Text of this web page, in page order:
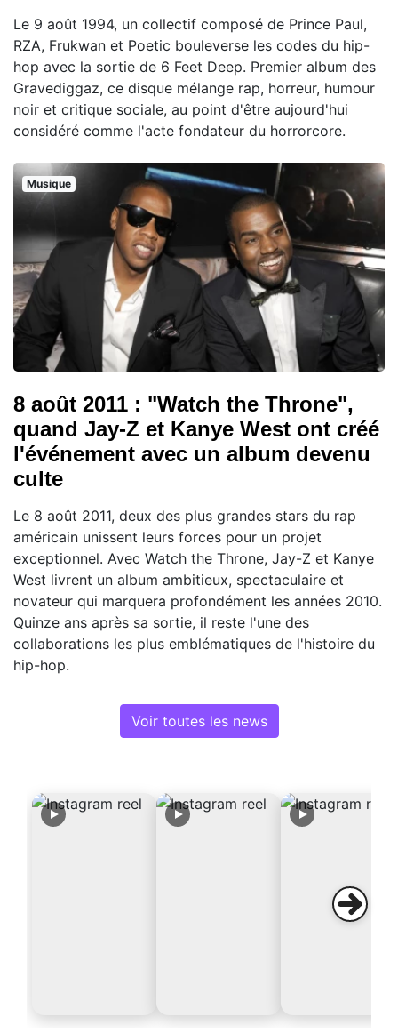
Le 9 août 1994, un collectif composé de Prince Paul,
RZA, Frukwan et Poetic bouleverse les codes du hip-
hop avec la sortie de 6 Feet Deep. Premier album des
Gravediggaz, ce disque mélange rap, horreur, humour
noir et critique sociale, au point d'être aujourd'hui
considéré comme l'acte fondateur du horrorcore.
Musique
8 août 2011 : "Watch the Throne",
quand Jay-Z et Kanye West ont créé
l'événement avec un album devenu
culte
Le 8 août 2011, deux des plus grandes stars du rap
américain unissent leurs forces pour un projet
exceptionnel. Avec Watch the Throne, Jay-Z et Kanye
West livrent un album ambitieux, spectaculaire et
novateur qui marquera profondément les années 2010.
Quinze ans après sa sortie, il reste l'une des
collaborations les plus emblématiques de l'histoire du
hip-hop.
Voir toutes les news